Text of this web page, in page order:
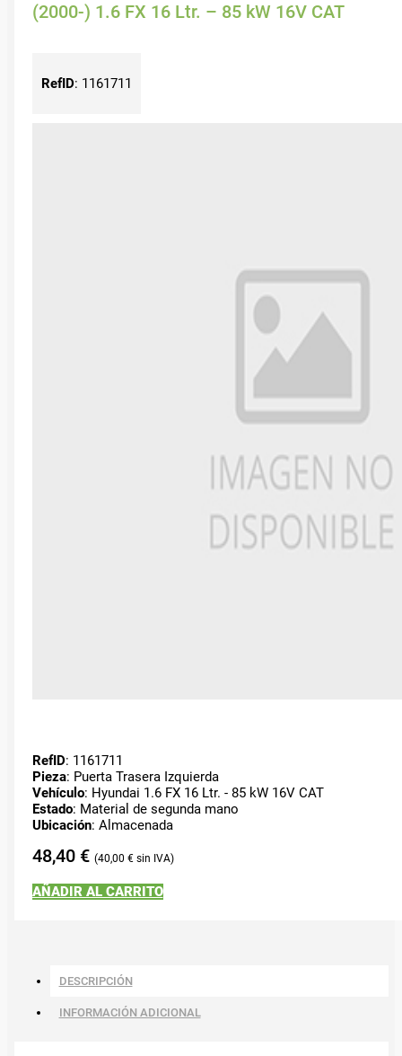
(2000-) 1.6 FX 16 Ltr. – 85 kW 16V CAT
RefID: 1161711
RefID: 1161711
Pieza: Puerta Trasera Izquierda
Vehículo: Hyundai 1.6 FX 16 Ltr. - 85 kW 16V CAT
Estado: Material de segunda mano
Ubicación: Almacenada
48,40 € 40,00 €
AÑADIR AL CARRITO
DESCRIPCIÓN
INFORMACIÓN ADICIONAL